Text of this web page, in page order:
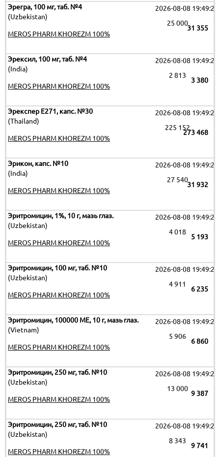
Эрегра, 100 мг, таб. №4
(Uzbekistan)
2026-08-08 19:49:26
31 355
25 000
MEROS PHARM KHOREZM 100%
Эрексил, 100 мг, таб. №4
(India)
2026-08-08 19:49:26
3 380
2 813
MEROS PHARM KHOREZM 100%
Эрекспер Е271, капс. №30
(Thailand)
2026-08-08 19:49:26
273 468
225 152
MEROS PHARM KHOREZM 100%
Эрикон, капс. №10
(India)
2026-08-08 19:49:26
31 932
27 540
MEROS PHARM KHOREZM 100%
Эритромицин, 1%, 10 г, мазь глаз.
(Uzbekistan)
2026-08-08 19:49:26
5 193
4 018
MEROS PHARM KHOREZM 100%
Эритромицин, 100 мг, таб. №10
(Uzbekistan)
2026-08-08 19:49:26
6 235
4 911
MEROS PHARM KHOREZM 100%
Эритромицин, 100000 МЕ, 10 г, мазь глаз.
(Vietnam)
2026-08-08 19:49:26
6 860
5 906
MEROS PHARM KHOREZM 100%
Эритромицин, 250 мг, таб. №10
(Uzbekistan)
2026-08-08 19:49:26
9 387
13 000
MEROS PHARM KHOREZM 100%
Эритромицин, 250 мг, таб. №10
(Uzbekistan)
2026-08-08 19:49:26
9 741
8 343
MEROS PHARM KHOREZM 100%